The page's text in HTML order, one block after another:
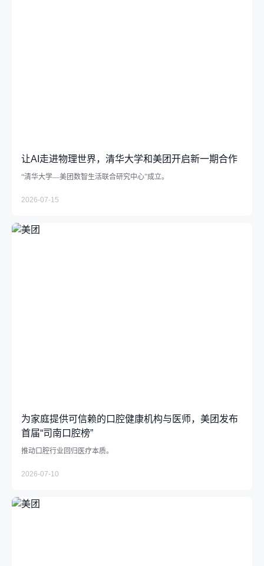
让AI走进物理世界，清华大学和美团开启新一期合作
“清华大学—美团数智生活联合研究中心”成立。
2026-07-15
为家庭提供可信赖的口腔健康机构与医师，美团发布
首届“司南口腔榜”
推动口腔行业回归医疗本质。
2026-07-10